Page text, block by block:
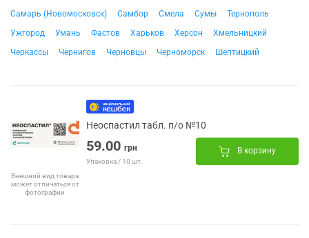
Самарь (Новомосковск)
Самбор Смела Сумы
Тернополь
Ужгород
Умань Фастов Харьков Херсон
Хмельницкий
Черкассы
Чернигов Черновцы Черноморск Шептицкий
Внешний вид товара
может отличаться от
фотографии
Неоспастил табл. п/о №10
59.00 грн
Упаковка / 10 шт.
В корзину